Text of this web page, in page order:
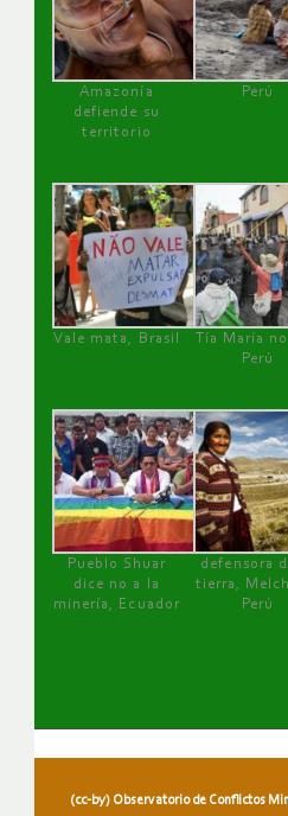
Amazonía
defiende su
territorio
Perú
Vale mata, Brasil
Tía María
Perú
Pueblo Shuar
dice no a la
minería, Ecuador
defensora
tierra,
Perú
(cc-by) Observatorio de Conflictos